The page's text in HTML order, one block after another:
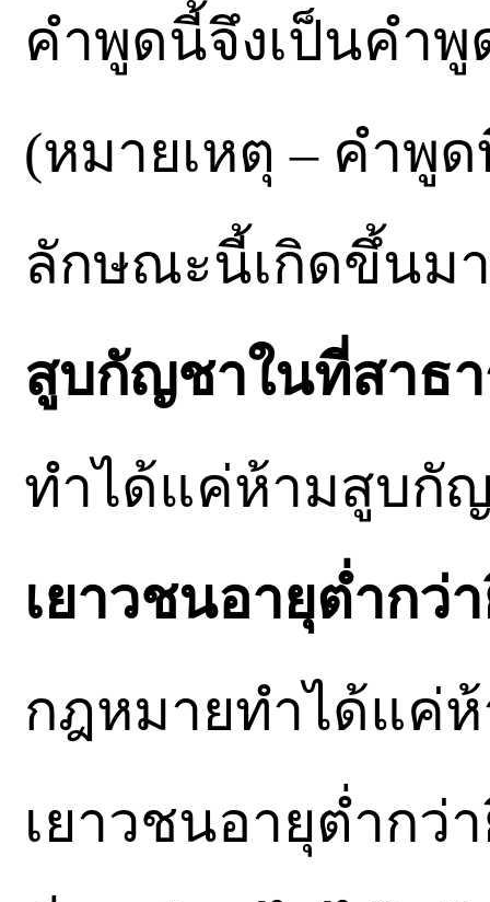
คำพูดนี้จึงเป็นคำ
(หมายเหตุ – คำพู
ลักษณะนี้เกิดขึ้นม
สูบกัญชาในที่สาธ
ทำได้แค่ห้ามสูบกั
เยาวชนอายุต่ำกว่
กฎหมายทำได้แค่
เยาวชนอายุต่ำกว่